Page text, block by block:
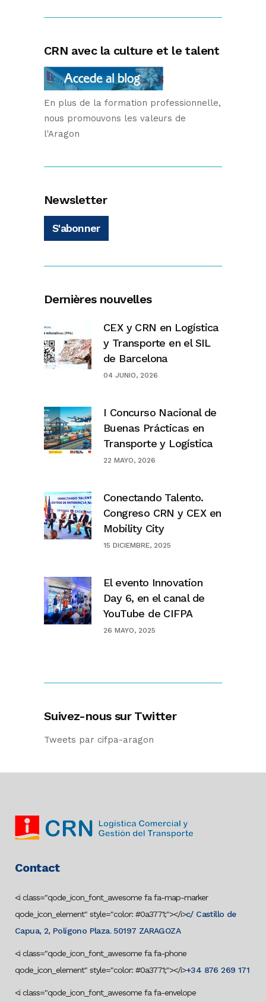
CRN avec la culture et le talent
En plus de la formation professionnelle,
nous promouvons les valeurs de
l'Aragon
Newsletter
S'abonner
Dernières nouvelles
CEX y CRN en Logística
y Transporte en el SIL
de Barcelona
04 JUNIO, 2026
I Concurso Nacional de
Buenas Prácticas en
Transporte y Logística
22 MAYO, 2026
Conectando Talento.
Congreso CRN y CEX en
Mobility City
15 DICIEMBRE, 2025
El evento Innovation
Day 6, en el canal de
YouTube de CIFPA
26 MAYO, 2025
Suivez-nous sur Twitter
Tweets par cifpa-aragon
Contact
<i class="qode_icon_font_awesome fa fa-map-marker
qode_icon_element" style="color: #0a3771;"></i>c/ Castillo de
Capua, 2, Polígono Plaza. 50197 ZARAGOZA
<i class="qode_icon_font_awesome fa fa-phone
qode_icon_element" style="color: #0a3771;"></i>+34 876 269 171
<i class="qode_icon_font_awesome fa fa-envelope